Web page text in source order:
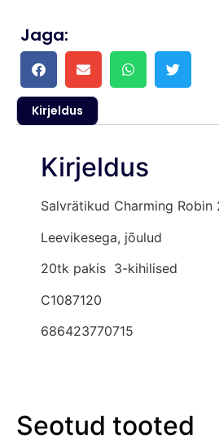
Jaga:
Kirjeldus
Kirjeldus
Salvrätikud Charming
Leevikesega, jõulud
20tk pakis 3-kihilised
C1087120
686423770715
Seotud tooted